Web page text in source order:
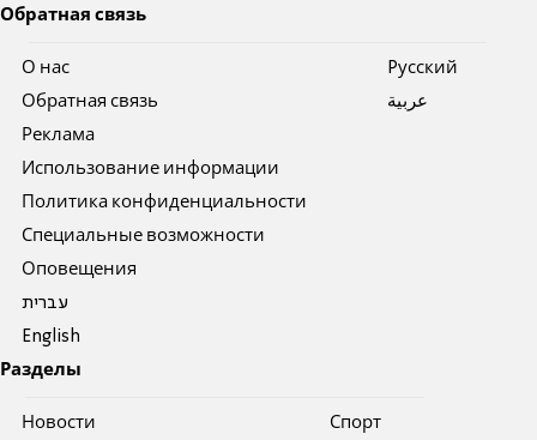
Обратная связь
О нас
Обратная связь
Реклама
Использование информации
Политика конфиденциальности
Специальные возможности
Оповещения
עברית
English
Pусский
عربية
Разделы
Новости
Спорт